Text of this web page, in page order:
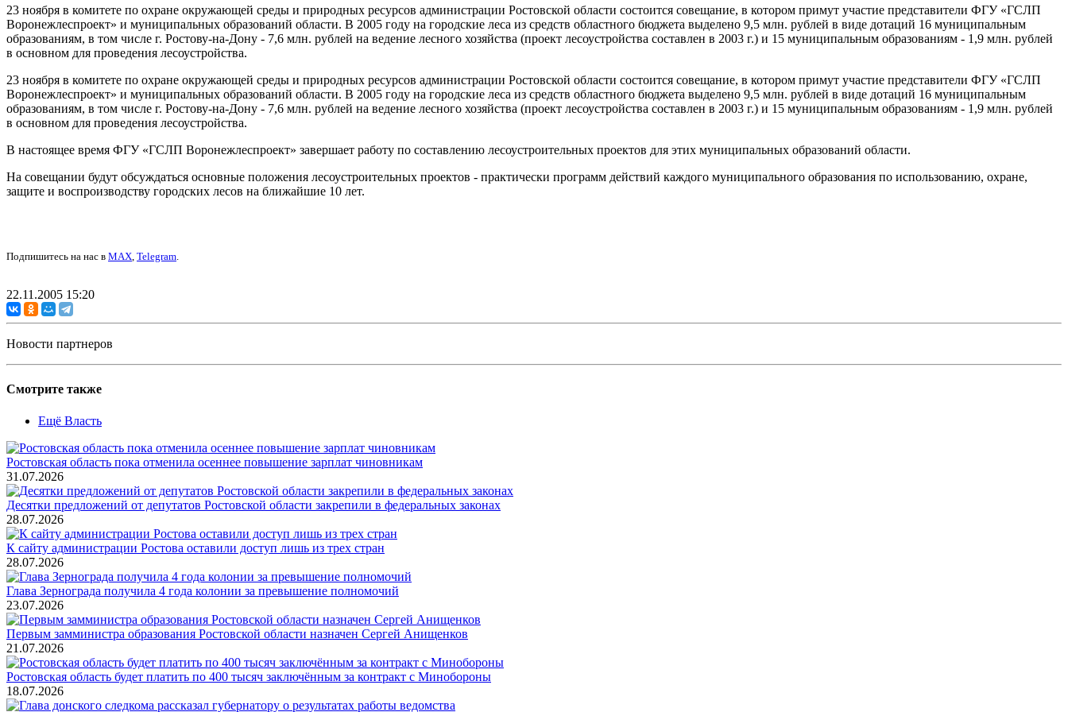
23 ноября в комитете по охране окружающей среды и природных ресурсов администрации Ростовской области состоится совещание, в котором примут участие представители ФГУ «ГСЛП
Воронежлеспроект» и муниципальных образований области. В 2005 году на городские леса из средств областного бюджета выделено 9,5 млн. рублей в виде дотаций 16 муниципальным
образованиям, в том числе г. Ростову-на-Дону - 7,6 млн. рублей на ведение лесного хозяйства (проект лесоустройства составлен в 2003 г.) и 15 муниципальным образованиям - 1,9 млн. рублей
в основном для проведения лесоустройства.
23 ноября в комитете по охране окружающей среды и природных ресурсов администрации Ростовской области состоится совещание, в котором примут участие представители ФГУ «ГСЛП
Воронежлеспроект» и муниципальных образований области. В 2005 году на городские леса из средств областного бюджета выделено 9,5 млн. рублей в виде дотаций 16 муниципальным
образованиям, в том числе г. Ростову-на-Дону - 7,6 млн. рублей на ведение лесного хозяйства (проект лесоустройства составлен в 2003 г.) и 15 муниципальным образованиям - 1,9 млн. рублей
в основном для проведения лесоустройства.
В настоящее время ФГУ «ГСЛП Воронежлеспроект» завершает работу по составлению лесоустроительных проектов для этих муниципальных образований области.
На совещании будут обсуждаться основные положения лесоустроительных проектов - практически программ действий каждого муниципального образования по использованию, охране,
защите и воспроизводству городских лесов на ближайшие 10 лет.
Подпишитесь на нас в MAX, Telegram.
22.11.2005 15:20
Новости партнеров
Смотрите также
Ещё Власть
Ростовская область пока отменила осеннее повышение зарплат чиновникам
31.07.2026
Десятки предложений от депутатов Ростовской области закрепили в федеральных законах
28.07.2026
К сайту администрации Ростова оставили доступ лишь из трех стран
28.07.2026
Глава Зернограда получила 4 года колонии за превышение полномочий
23.07.2026
Первым замминистра образования Ростовской области назначен Сергей Анищенков
21.07.2026
Ростовская область будет платить по 400 тысяч заключённым за контракт с Минобороны
18.07.2026